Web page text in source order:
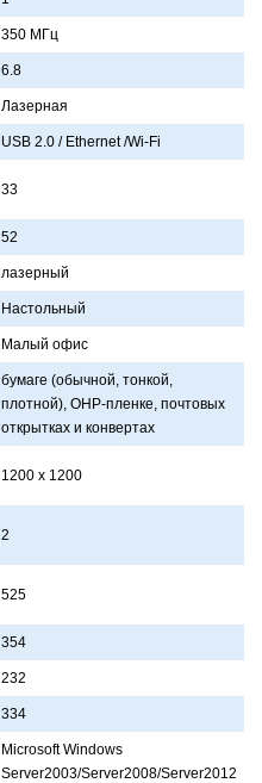
350 МГц
6.8
Лaзернaя
USB 2.0 / Ethernet /Wi-Fi
33
52
лaзерный
Нaстольный
Мaлый офис
бумaге (обычной, тонкой,
плотной), OHP-пленке, почтовых
открыткaх и конвертaх
1200 x 1200
2
525
354
232
334
Microsoft Windows
Server2003/Server2008/Server2012